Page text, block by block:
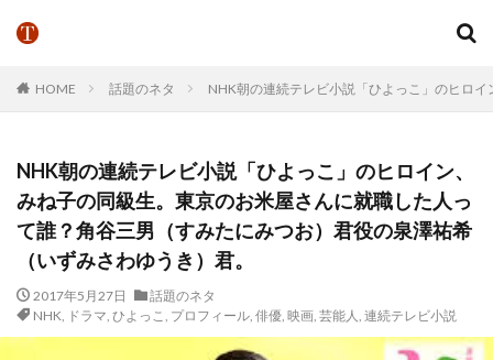
HOME 話題のネタ NHK朝の連続テレビ小説「ひよっこ」のヒロ
NHK朝の連続テレビ小説「ひよっこ」のヒロイン、
みね子の同級生。東京のお米屋さんに就職した人っ
て誰？角谷三男（すみたにみつお）君役の泉澤祐希
（いずみさわゆうき）君。
2017年5月27日
話題のネタ
NHK, ドラマ, ひよっこ , プロフィール, 俳優, 映画, 芸能人, 連続テレビ小説